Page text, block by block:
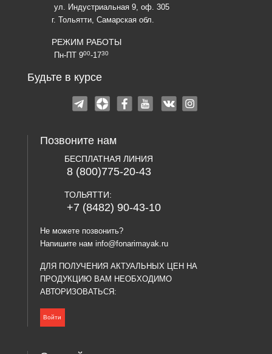
ул. Индустриальная 9, оф. 305
г. Тольятти, Самарская обл.
РЕЖИМ РАБОТЫ
Пн-ПТ 900-1730
Будьте в курсе
Позвоните нам
БЕСПЛАТНАЯ ЛИНИЯ
8 (800)775-20-43
ТОЛЬЯТТИ:
+7 (8482) 90-43-10
Не можете позвонить?
Напишите нам info@fonarimayak.ru
ДЛЯ ПОЛУЧЕНИЯ АКТУАЛЬНЫХ ЦЕН НА
ПРОДУКЦИЮ ВАМ НЕОБХОДИМО
АВТОРИЗОВАТЬСЯ:
Войти